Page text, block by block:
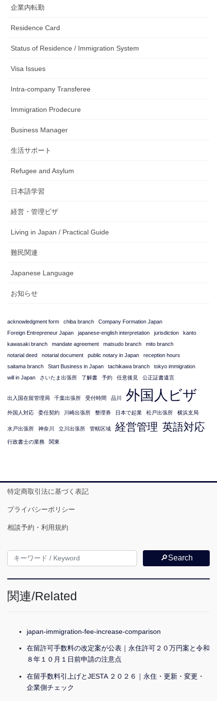
企業内転勤
Residence Card
Status of Residence / Immigration System
Visa Issues
Intra-company Transferee
Immigration Prodecure
Business Manager
生活サポート
Refugee and Asylum
日本語学習
経営・管理ビザ
Living in Japan / Practical Guide
難民関連
Japanese Language
お知らせ
acknowledgment form chiba branch
Company Formation Japan
Foreign Entrepreneur Japan
japanese-english interpretation jurisdiction
kanto
kawasaki branch
mandate agreement matsudo branch
mito branch
notarial deed
notarial document public notary in Japan
reception hours
saitama branch
Start Business in Japan tachikawa branch
tokyo immigration
will in Japan
さいたま出張所 了解書 予約 任意後見 公正証書遺言
出入国在留管理局 千葉出張所 受付時間 品川 外国人ビザ
外国人対応 委任契約 川崎出張所 整理券 日本で起業 松戸出張所 横浜支局
水戸出張所 神奈川 立川出張所 管轄区域 経営管理 英語対応
行政書士の業務 関東
特定商取引法に基づく表記
プライバシーポリシー
相談予約・利用規約
🔎Search
関連/Related
japan-immigration-fee-increase-comparison
在留許可手数料の改定案が公表｜永住許可２０万円案と令和
８年１０月１日前申請の注意点
在留手数料引上げとJESTA ２０２６｜永住・更新・変更・
企業側チェック